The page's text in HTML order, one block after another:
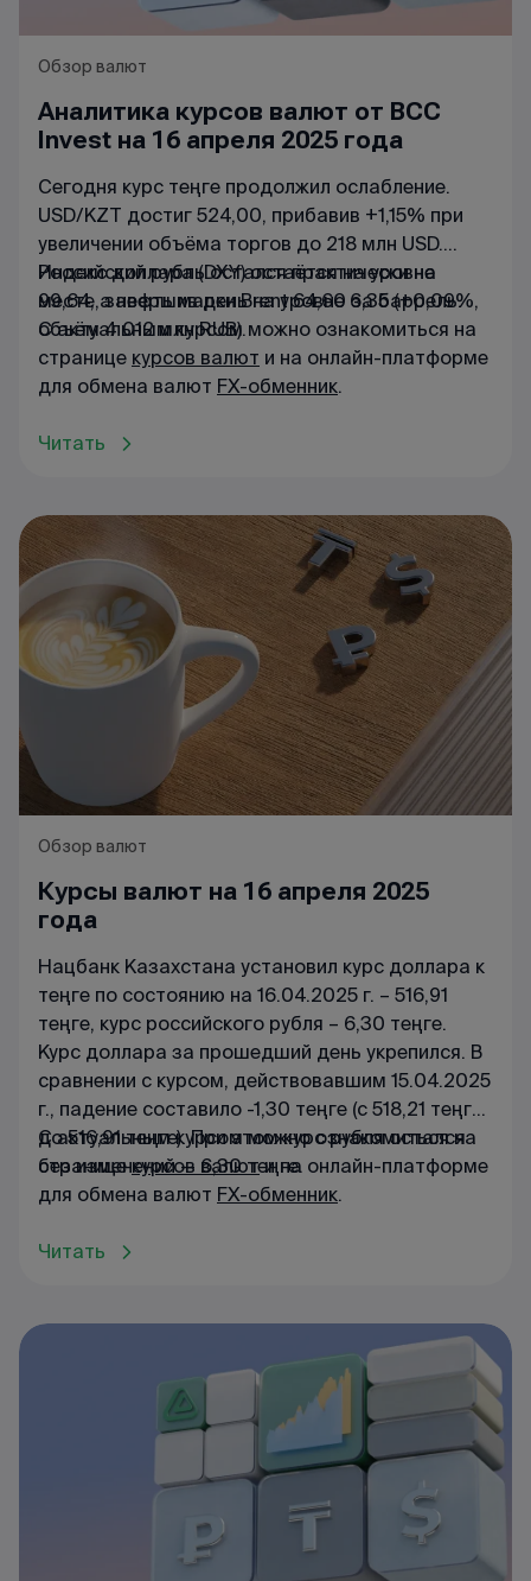
Обзор валют
Аналитика курсов валют от BCC
Invest на 16 апреля 2025 года
Сегодня курс теңге продолжил ослабление.
USD/KZT достиг 524,00, прибавив +1,15% при
увеличении объёма торгов до 218 млн USD.
Российский рубль остался практически на
месте, завершив день на уровне 6,35 (+0,09%,
объём 4 012 млн RUB).
Индекс доллара (DXY) остаётся на уровне
99,64, а нефть марки Brent 64,60 за баррель.
С актуальным курсом можно ознакомиться на
странице курсов валют и на онлайн-платформе
для обмена валют FX-обменник.
Читать
Обзор валют
Курсы валют на 16 апреля 2025
года
Нацбанк Казахстана установил курс доллара к
теңге по состоянию на 16.04.2025 г. – 516,91
теңге, курс российского рубля – 6,30 теңге.
Курс доллара за прошедший день укрепился. В
сравнении с курсом, действовавшим 15.04.2025
г., падение составило -1,30 теңге (с 518,21 теңге
до 516,91 теңге). При этом курс рубля остался
без изменений — 6,30 теңге.
С актуальным курсом можно ознакомиться на
страницекурсов валюти на онлайн-платформе
для обмена валют FX-обменник.
Читать